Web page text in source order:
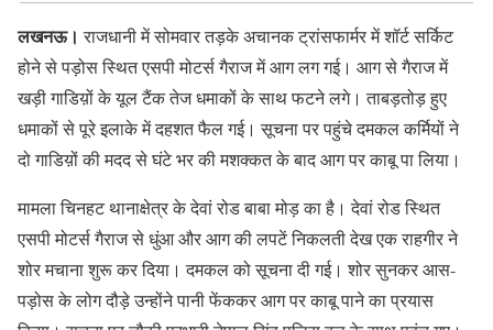
लखनऊ। राजधानी में सोमवार तड़के अचानक ट्रांसफार्मर में शॉर्ट सर्किट
होने से पड़ोस स्थित एसपी मोटर्स गैराज में आग लग गई। आग से गैराज में
खड़ी गाडिय़ों के यूल टैंक तेज धमाकों के साथ फटने लगे। ताबड़तोड़ हुए
धमाकों से पूरे इलाके में दहशत फैल गई। सूचना पर पहुंचे दमकल कर्मियों ने
दो गाडिय़ों की मदद से घंटे भर की मशक्कत के बाद आग पर काबू पा लिया।
मामला चिनहट थानाक्षेत्र के देवां रोड बाबा मोड़ का है। देवां रोड स्थित
एसपी मोटर्स गैराज से धुंआ और आग की लपटें निकलती देख एक राहगीर ने
शोर मचाना शुरू कर दिया। दमकल को सूचना दी गई। शोर सुनकर आस-
पड़ोस के लोग दौड़े उन्होंने पानी फेंककर आग पर काबू पाने का प्रयास